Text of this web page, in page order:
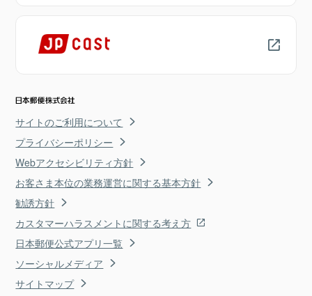
サイトのご利用について
プライバシーポリシー
Webアクセシビリティ方針
お客さま本位の業務運営に関する基本方針
勧誘方針
カスタマーハラスメントに関する考え方
日本郵便公式アプリ一覧
ソーシャルメディア
サイトマップ